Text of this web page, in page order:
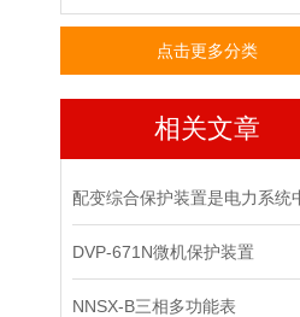
点击更多分类
相关文章
DVP-671N微机保护装置
NNSX-B三相多功能表